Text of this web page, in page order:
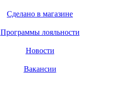
Сделано в магазине
Программы лояльности
Новости
Вакансии